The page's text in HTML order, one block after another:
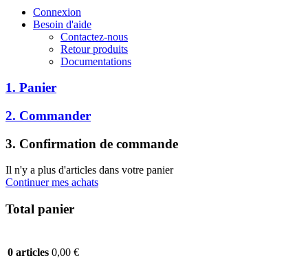
Connexion
Besoin d'aide
Contactez-nous
Retour produits
Documentations
1. Panier
2. Commander
3. Confirmation de commande
Il n'y a plus d'articles dans votre panier
Continuer mes achats
Total panier
0 articles 0,00 €